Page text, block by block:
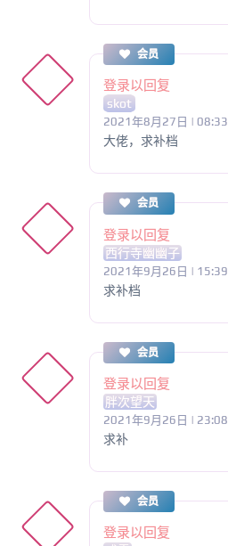
会员
登录以回复
skot
2021年8月27日 | 08:33
大佬，求补档
会员
登录以回复
西行寺幽幽子
2021年9月26日 | 15:39
求补档
会员
登录以回复
胖次望天
2021年9月26日 | 23:08
求补
会员
登录以回复